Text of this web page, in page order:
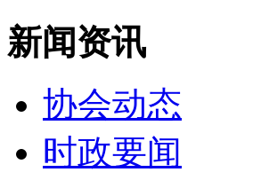
新闻资讯
协会动态
时政要闻